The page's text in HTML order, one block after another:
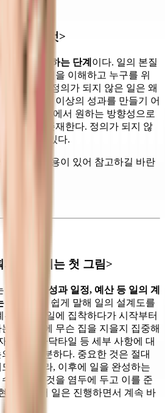
의하는 것>
일을 정의하는 단계 이다. 일의 본질
경과 목적을 이해하고 누구를 위
정리한다. 정의가 되지 않은 일은 왜
문에 기대 이상의 성과를 만들기 어
비즈니스에서 원하는 방향성으로
리스크도 존재한다. 정의가 되지 않
어려울 수 있다.
정리한 내용이 있어 참고하길 바란
가 그리는 첫 그림>
일의 방향성과 일정, 예산 등 일의 계
단계
이다. 쉽게 말해 일의 설계도를
부터 디테일에 집착하다가 시작부터
데 어디에 무슨 집을 지을지 집중해
인이나 바닥타일 등 세부 사항에 대
해도 충분하다. 중요한 것은 절대
가 아니라, 이후에 일을 완성하는
있다는 것을 염두에 두고 이를 준
실 속에서 일은 진행하면서 계속 바